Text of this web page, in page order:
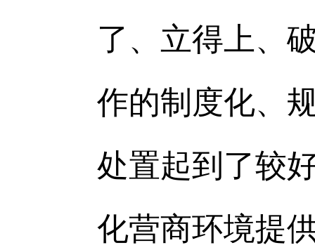
了、立得上、
作的制度化、
处置起到了较
化营商环境提